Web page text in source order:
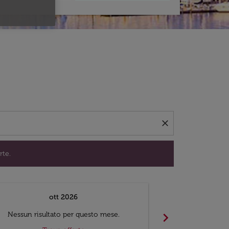
close
trovare offerte.
ott 2026
Nessun risultato per questo mese.
chevron_right